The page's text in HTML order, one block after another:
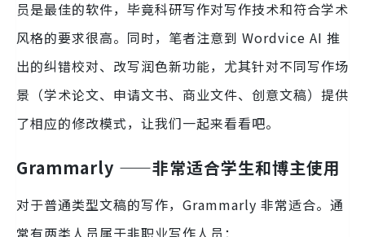
员是最佳的软件，毕竟科研写作对写作技术和符合学术
风格的要求很高。同时，笔者注意到 Wordvice AI 推
出的纠错校对、改写润色新功能，尤其针对不同写作场
景（学术论文、申请文书、商业文件、创意文稿）提供
了相应的修改模式，让我们一起来看看吧。
Grammarly ——非常适合学生和博主使用
对于普通类型文稿的写作，Grammarly 非常适合。通